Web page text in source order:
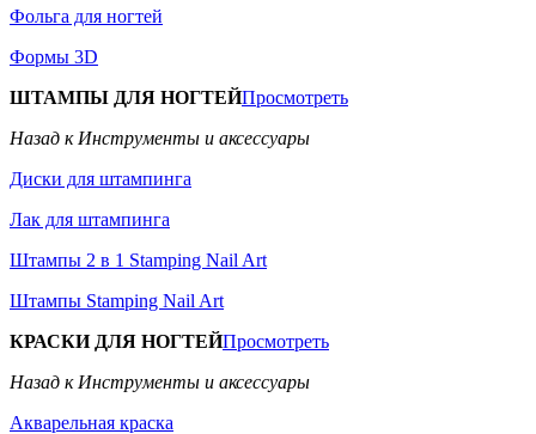
Фольга для ногтей
Формы 3D
ШТАМПЫ ДЛЯ НОГТЕЙПросмотреть
Назад к Инструменты и аксессуары
Диски для штампинга
Лак для штампинга
Штампы 2 в 1 Stamping Nail Art
Штампы Stamping Nail Art
КРАСКИ ДЛЯ НОГТЕЙПросмотреть
Назад к Инструменты и аксессуары
Акварельная краска